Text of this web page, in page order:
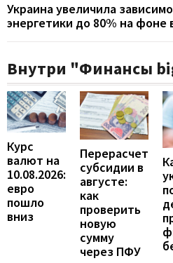
Украина увеличила
энергетики до 80% на фоне
Внутри "Финансы
Курс
валют на
10.08.2026:
евро
пошло
вниз
Перерасчет
субсидии в
августе:
как
проверить
новую
сумму
через ПФУ